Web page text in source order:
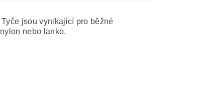
jsou vynikající pro běžné
nebo lanko.